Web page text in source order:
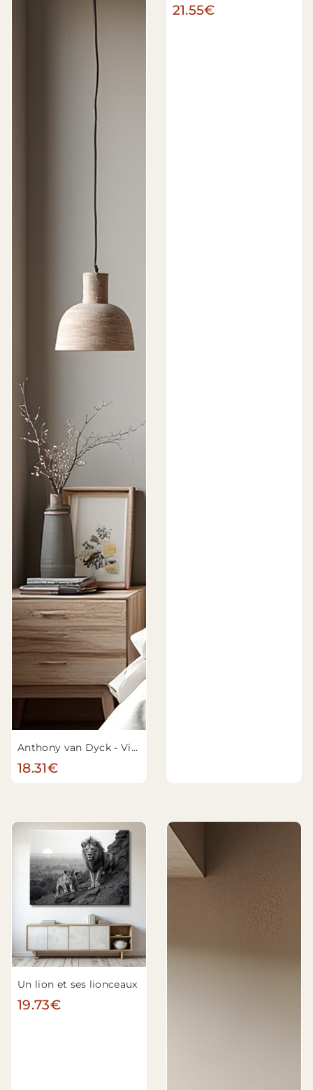
Anthony van Dyck - Vierge à l'Enfant avec sainte Catherine d'Alexandrie
18.31€
21.55€
Un lion et ses lionceaux
19.73€